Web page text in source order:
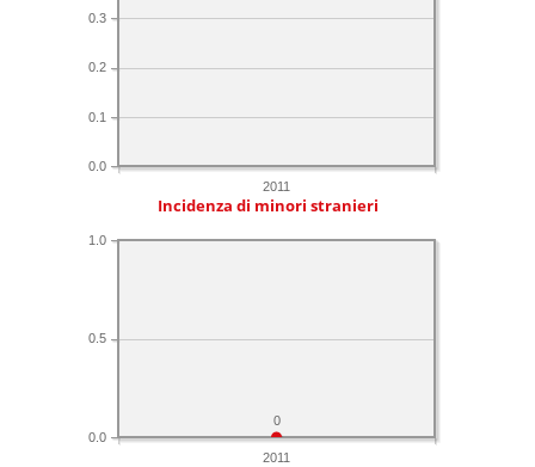
2011
0.0
0.1
0.2
0.3
Incidenza di minori stranieri
2011
0.0
0.5
1.0
0